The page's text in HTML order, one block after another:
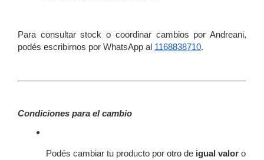
Para consultar stock o coordinar cambios por Andreani,
podés escribirnos por WhatsApp al 1168838710.
Condiciones para el cambio
Podés cambiar tu producto por otro de igual valor o